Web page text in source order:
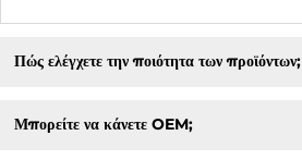
Πώς ελέγχετε την ποιότητα των προϊόντων;
Μπορείτε να κάνετε OEM;